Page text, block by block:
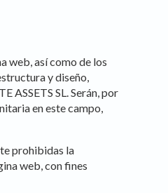
web, así como de los
y diseño,
ASSETS SL. Serán, por
en este campo,
prohibidas la
web, con fines